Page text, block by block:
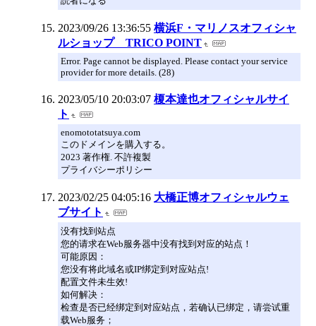
2023/09/26 13:36:55 横浜F・マリノスオフィシャ
ルショップ TRICO POINT
Error. Page cannot be displayed. Please contact your service
provider for more details. (28)
2023/05/10 20:03:07 榎本達也オフィシャルサイ
ト
enomototatsuya.com
このドメインを購入する。
2023 著作権. 不許複製
プライバシーポリシー
2023/02/25 04:05:16 大橋正博オフィシャルウェ
ブサイト
没有找到站点
您的请求在Web服务器中没有找到对应的站点！
可能原因：
您没有将此域名或IP绑定到对应站点!
配置文件未生效!
如何解决：
检查是否已经绑定到对应站点，若确认已绑定，请尝试重
载Web服务；